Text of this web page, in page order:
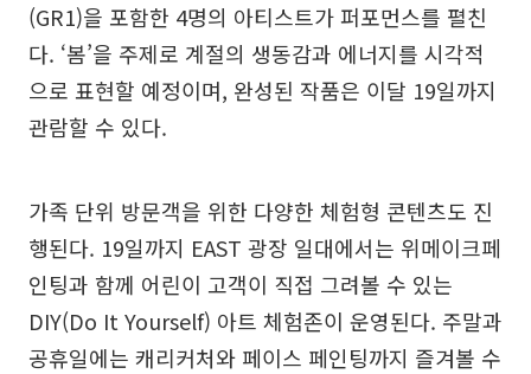
(GR1)을 포함한 4명의 아티스트가 퍼포먼스를 펼친
다. ‘봄’을 주제로 계절의 생동감과 에너지를 시각적
으로 표현할 예정이며, 완성된 작품은 이달 19일까지
관람할 수 있다.
가족 단위 방문객을 위한 다양한 체험형 콘텐츠도 진
행된다. 19일까지 EAST 광장 일대에서는 위메이크페
인팅과 함께 어린이 고객이 직접 그려볼 수 있는
DIY(Do It Yourself) 아트 체험존이 운영된다. 주말과
공휴일에는 캐리커처와 페이스 페인팅까지 즐겨볼 수